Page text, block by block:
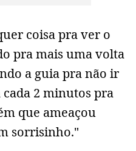
coisa pra ver o
pra mais uma volta
a guia pra não ir
2 minutos pra
que ameaçou
sorrisinho."